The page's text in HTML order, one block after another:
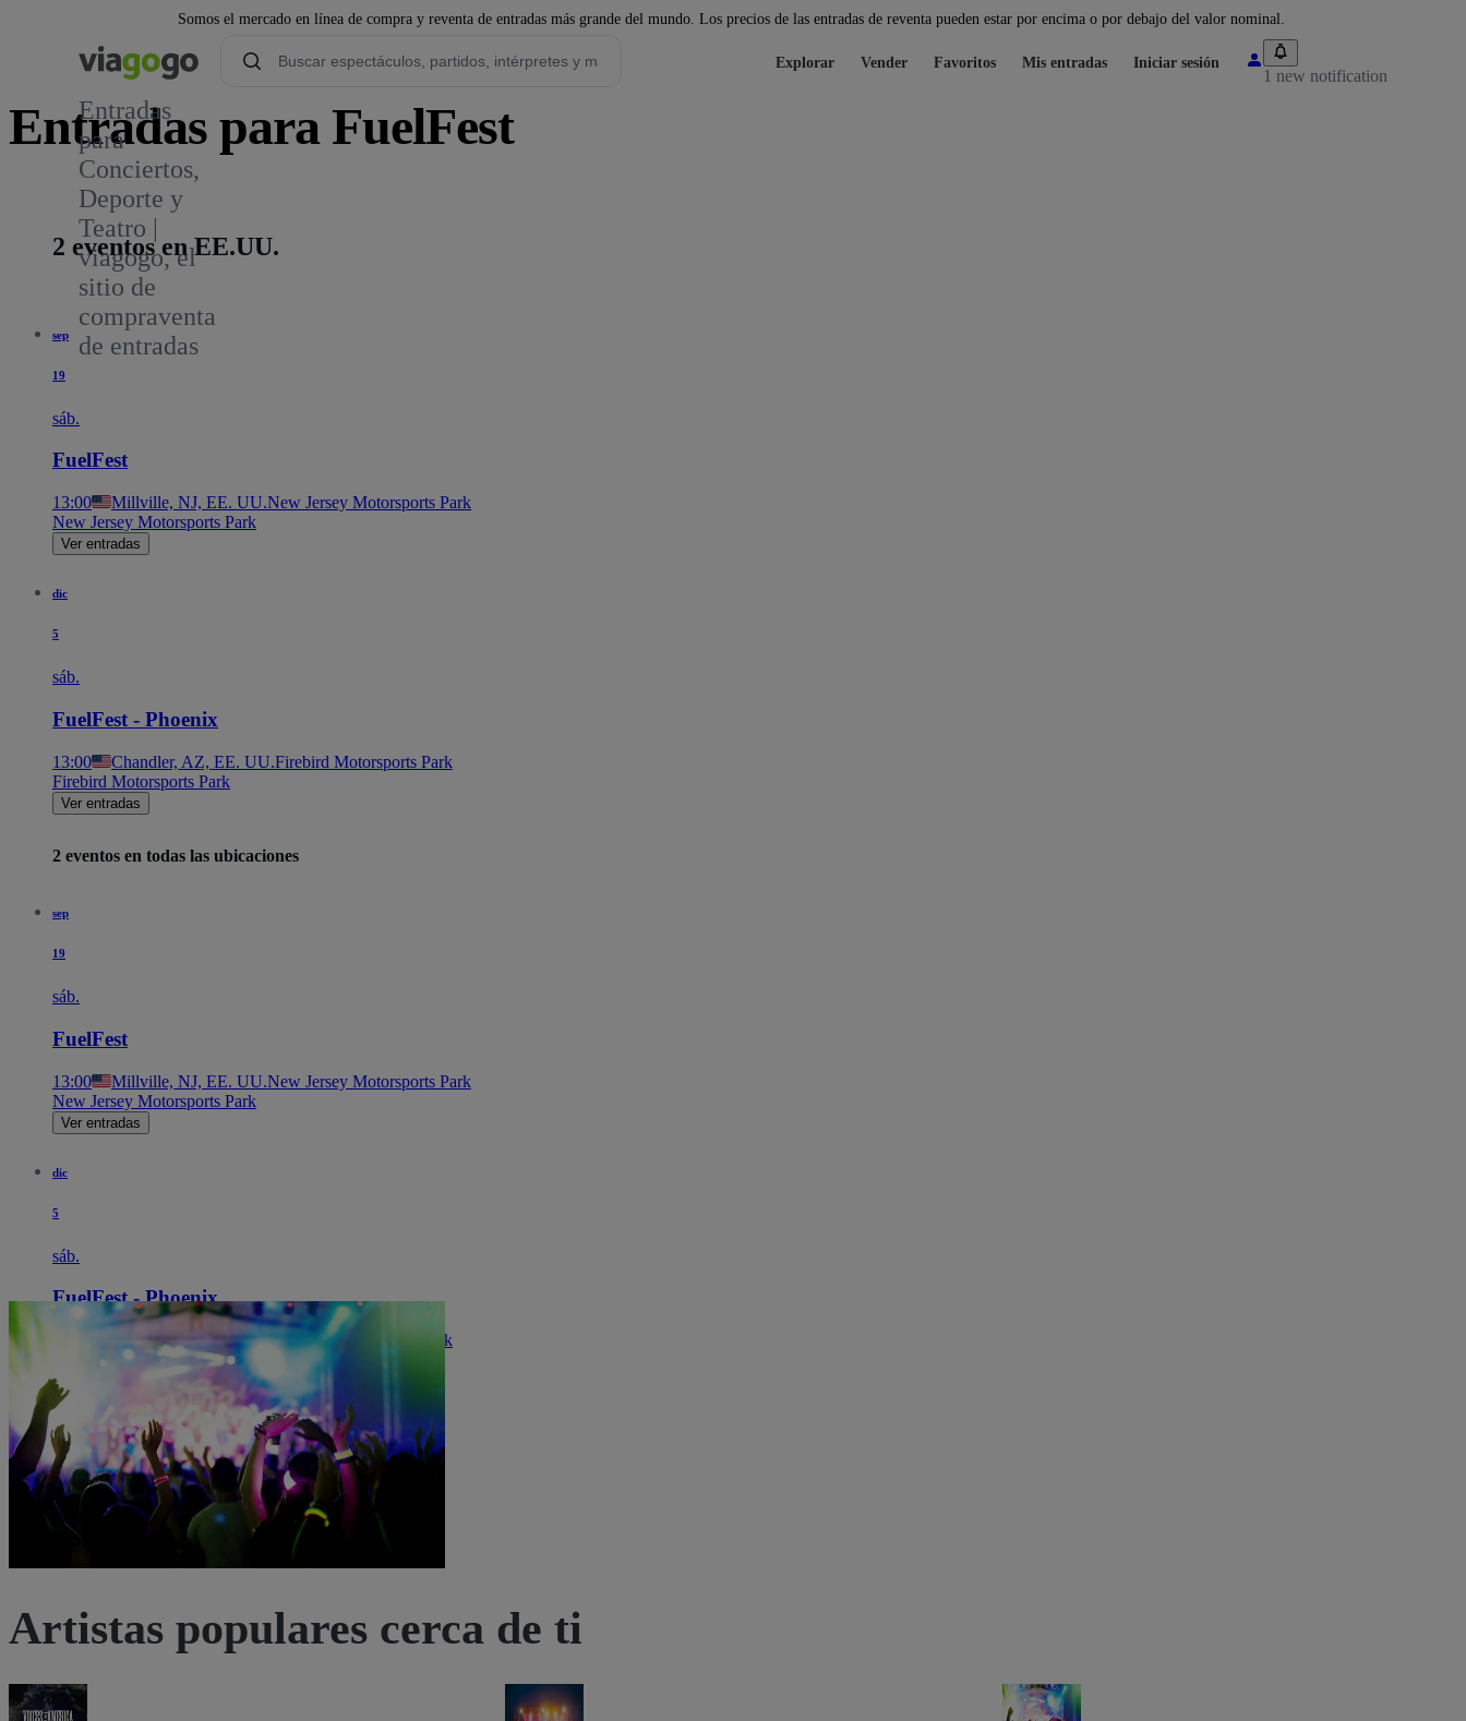
Somos el mercado en línea de compra y reventa de entradas más grande del mundo. Los precios de las entradas de reventa pueden estar por encima o por debajo del valor nominal.
Entradas
para
Conciertos,
Deporte y
Teatro |
viagogo, el
sitio de
compraventa
de entradas
Explorar Vender Favoritos Mis entradas Iniciar sesión
1 new notification
Entradas para FuelFest
2 eventos en EE.UU.
sep
19
sáb.
FuelFest
13:00 Millville, NJ, EE. UU.New Jersey Motorsports Park
New Jersey Motorsports Park
Ver entradas
dic
5
sáb.
FuelFest - Phoenix
13:00 Chandler, AZ, EE. UU.Firebird Motorsports Park
Firebird Motorsports Park
Ver entradas
2 eventos en todas las ubicaciones
sep
19
sáb.
FuelFest
13:00 Millville, NJ, EE. UU.New Jersey Motorsports Park
New Jersey Motorsports Park
Ver entradas
dic
5
sáb.
FuelFest - Phoenix
Chandler, AZ, EE. UU.Firebird Motorsports Park
Firebird Motorsports Park
Artistas populares cerca de ti